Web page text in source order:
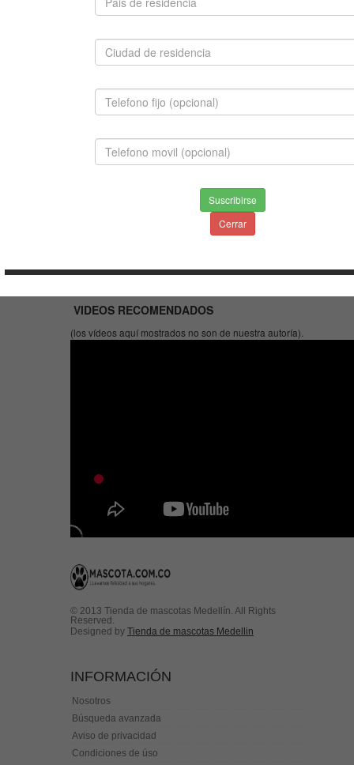
CONTÁCTENOS
Celular:3156696765
3007412916
3740766
Teléfono:3156696765
3007412916
3740766
info@mascota.com.co
ventas@mascota.com.co
VIDEOS RECOMENDADOS
(los vídeos aquí mostrados no son de nuestra autoría).
© 2013 Tienda de mascotas Medellín. All Rights
Reserved.
Designed by Tienda de mascotas Medellin
INFORMACIÓN
Nosotros
Búsqueda avanzada
Aviso de privacidad
Condiciones de úso
Suscribirse
Cerrar